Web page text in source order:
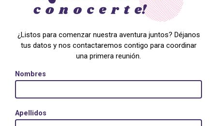
¿Listos para comenzar nuestra aventura juntos? Déjanos
tus datos y nos contactaremos contigo para coordinar
una primera reunión.
Nombres
Apellidos